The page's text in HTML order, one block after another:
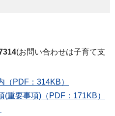
(お問い合わせは子育て支
（PDF：314KB）
重要事項)（PDF：171KB）